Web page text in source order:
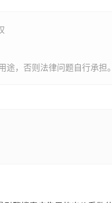
，否则法律问题自行承担。